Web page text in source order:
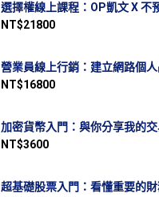
選擇權線上課程：OP凱文 X 不
NT$21800
營業員線上行銷：建立網路個
NT$16800
加密貨幣入門：與你分享我的
NT$3600
超基礎股票入門：看懂重要的